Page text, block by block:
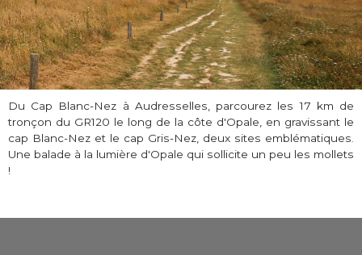
Du Cap Blanc-Nez à Audresselles, parcourez les 17 km de
tronçon du GR120 le long de la côte d'Opale, en gravissant le
cap Blanc-Nez et le cap Gris-Nez, deux sites emblématiques.
Une balade à la lumière d'Opale qui sollicite un peu les mollets
!